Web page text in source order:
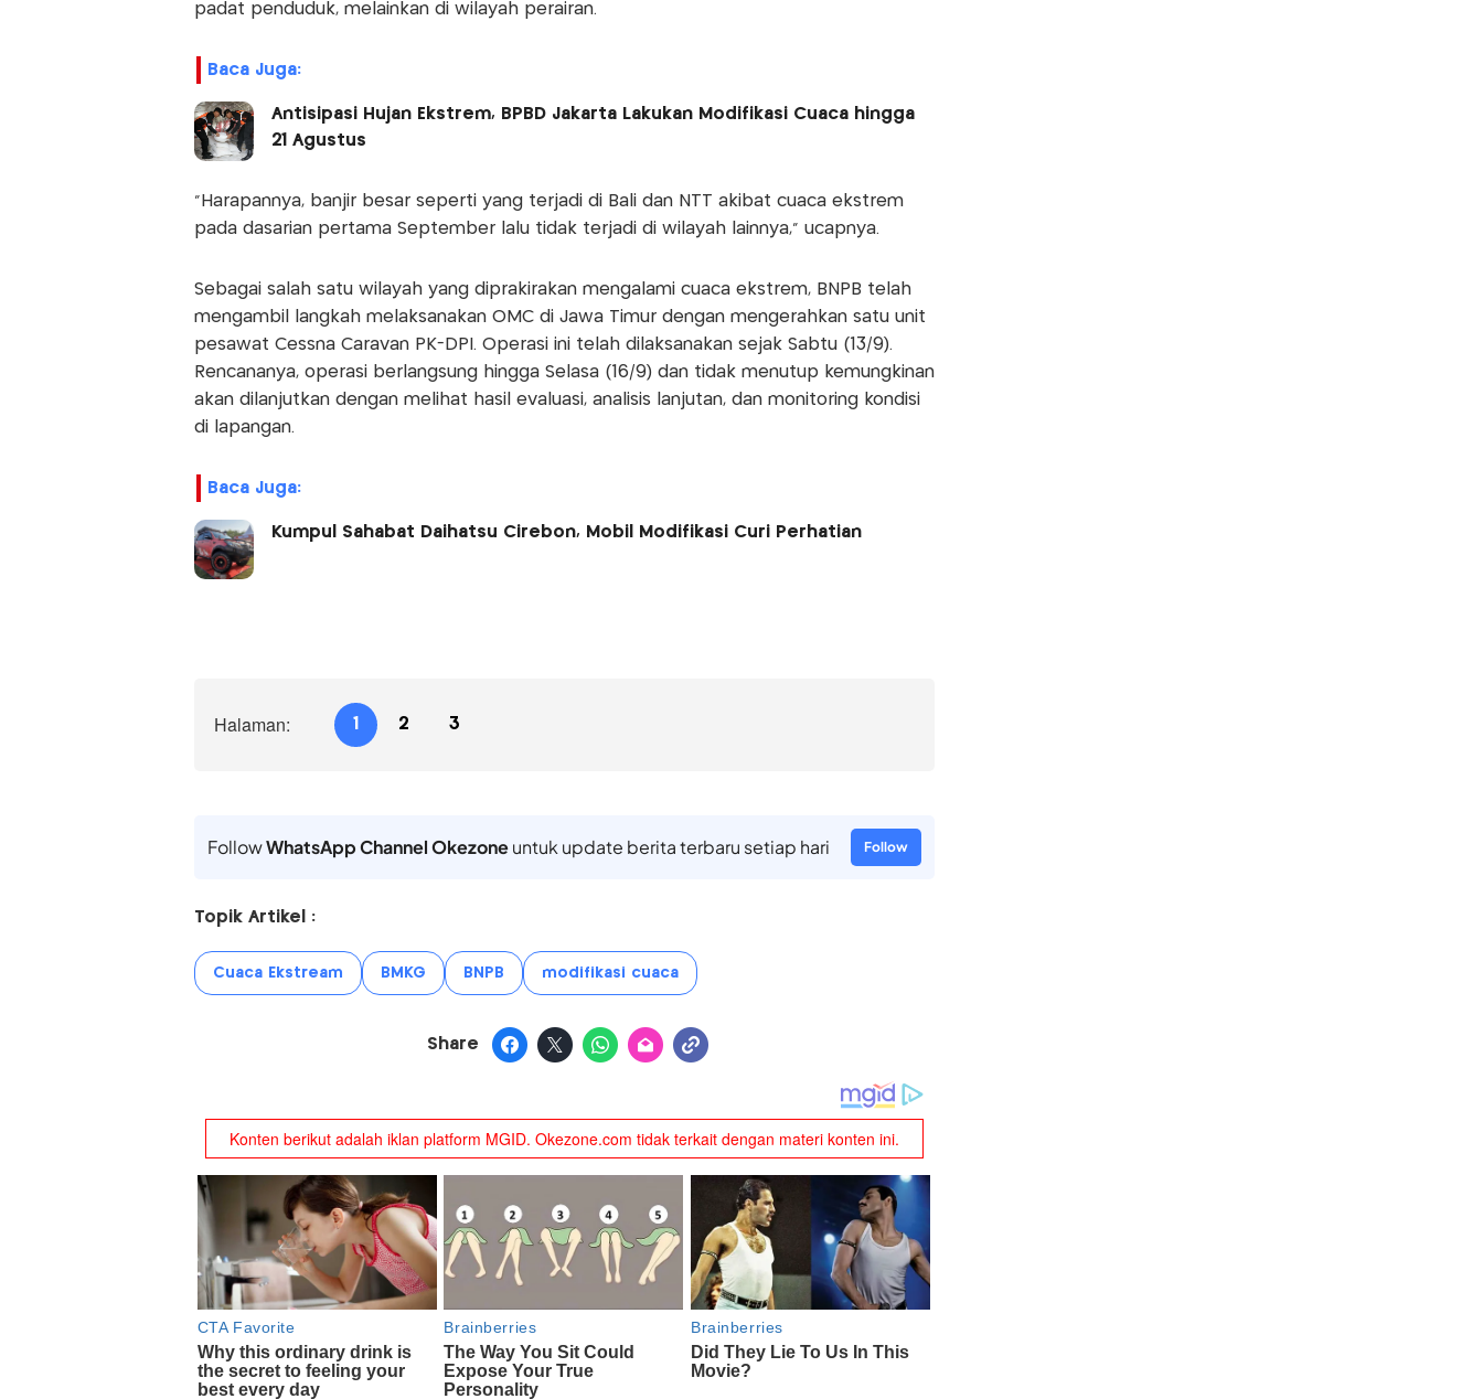
padat penduduk, melainkan di wilayah perairan.
Baca Juga:
Antisipasi Hujan Ekstrem, BPBD Jakarta Lakukan Modifikasi Cuaca hingga
21 Agustus
"Harapannya, banjir besar seperti yang terjadi di Bali dan NTT akibat cuaca ekstrem
pada dasarian pertama September lalu tidak terjadi di wilayah lainnya," ucapnya.
Sebagai salah satu wilayah yang diprakirakan mengalami cuaca ekstrem, BNPB telah
mengambil langkah melaksanakan OMC di Jawa Timur dengan mengerahkan satu unit
pesawat Cessna Caravan PK-DPI. Operasi ini telah dilaksanakan sejak Sabtu (13/9).
Rencananya, operasi berlangsung hingga Selasa (16/9) dan tidak menutup kemungkinan
akan dilanjutkan dengan melihat hasil evaluasi, analisis lanjutan, dan monitoring kondisi
di lapangan.
Baca Juga:
Kumpul Sahabat Daihatsu Cirebon, Mobil Modifikasi Curi Perhatian
Halaman: 1 2 3
FollowWhatsApp Channel Okezoneuntuk update berita terbaru setiap hari Follow
Topik Artikel :
Cuaca Ekstream BMKG BNPB modifikasi cuaca
Share